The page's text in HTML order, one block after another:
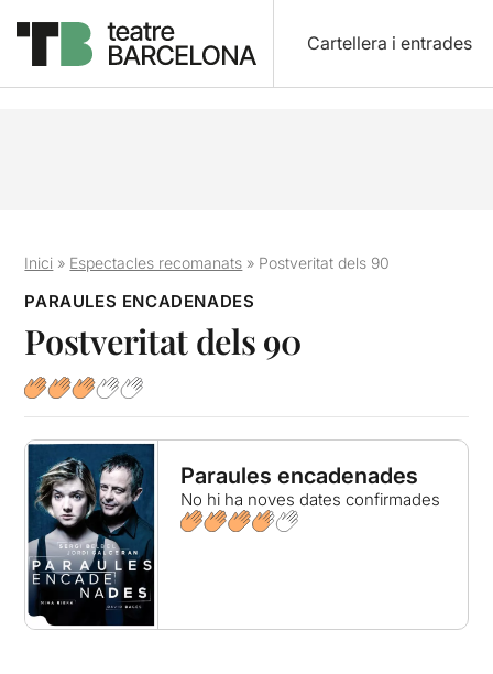
Cartellera i entrades
Inici » Espectacles recomanats » Postveritat dels 90
PARAULES ENCADENADES
Postveritat dels 90
Paraules encadenades
No hi ha noves dates confirmades